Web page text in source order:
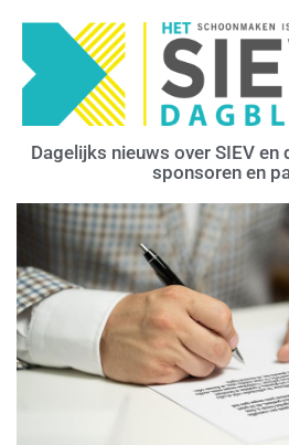
Dagelijks nieuws over SIEV en
sponsoren en